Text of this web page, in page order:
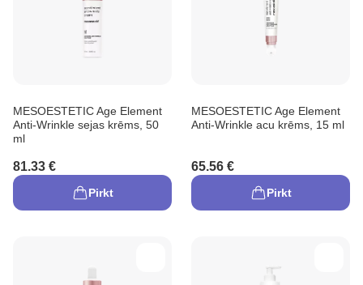
MESOESTETIC Age Element
Anti-Wrinkle sejas krēms, 50
ml
81.33 €
Pirkt
MESOESTETIC Age Element
Anti-Wrinkle acu krēms, 15 ml
65.56 €
Pirkt